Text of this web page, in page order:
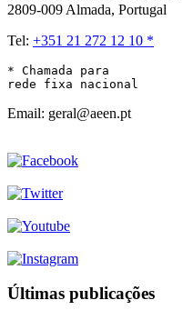
2809-009 Almada, Portugal
Tel: +351 21 272 12 10 *
* Chamada para
rede fixa nacional
Email: geral@aeen.pt
Últimas publicações